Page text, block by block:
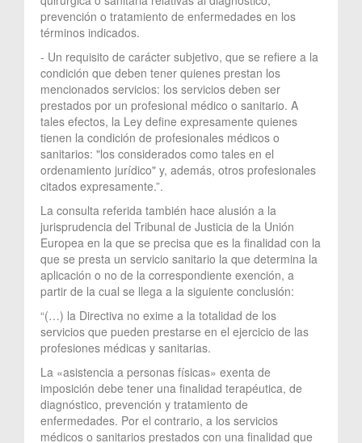
prevención o tratamiento de enfermedades en los
términos indicados.
- Un requisito de carácter subjetivo, que se refiere a la
condición que deben tener quienes prestan los
mencionados servicios: los servicios deben ser
prestados por un profesional médico o sanitario. A
tales efectos, la Ley define expresamente quienes
tienen la condición de profesionales médicos o
sanitarios: "los considerados como tales en el
ordenamiento jurídico" y, además, otros profesionales
citados expresamente.”.
La consulta referida también hace alusión a la
jurisprudencia del Tribunal de Justicia de la Unión
Europea en la que se precisa que es la finalidad con la
que se presta un servicio sanitario la que determina la
aplicación o no de la correspondiente exención, a
partir de la cual se llega a la siguiente conclusión:
“(…) la Directiva no exime a la totalidad de los
servicios que pueden prestarse en el ejercicio de las
profesiones médicas y sanitarias.
La «asistencia a personas físicas» exenta de
imposición debe tener una finalidad terapéutica, de
diagnóstico, prevención y tratamiento de
enfermedades. Por el contrario, a los servicios
médicos o sanitarios prestados con una finalidad que